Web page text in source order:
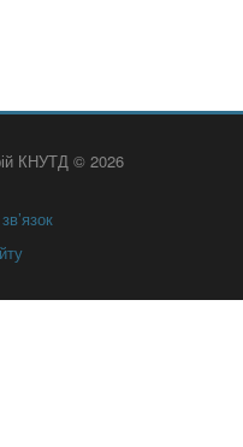
КНУТД © 2026